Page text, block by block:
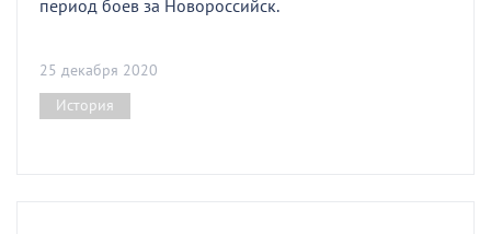
25 декабря 2020
период боев за Новороссийск.
История